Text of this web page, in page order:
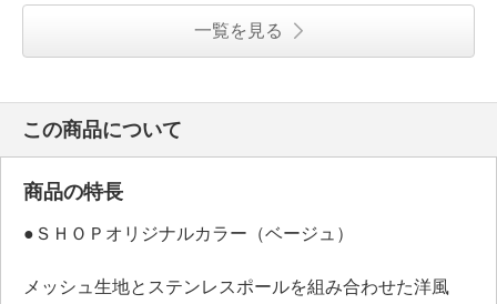
一覧を見る
この商品について
商品の特長
●ＳＨＯＰオリジナルカラー（ベージュ）
メッシュ生地とステンレスポールを組み合わせた洋風